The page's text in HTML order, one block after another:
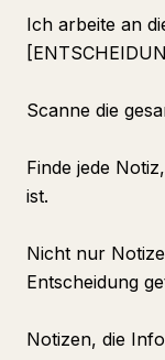
Ich arbeite an
Scanne die
Finde jede
ist.
Nicht nur
Entscheidung
Notizen, die